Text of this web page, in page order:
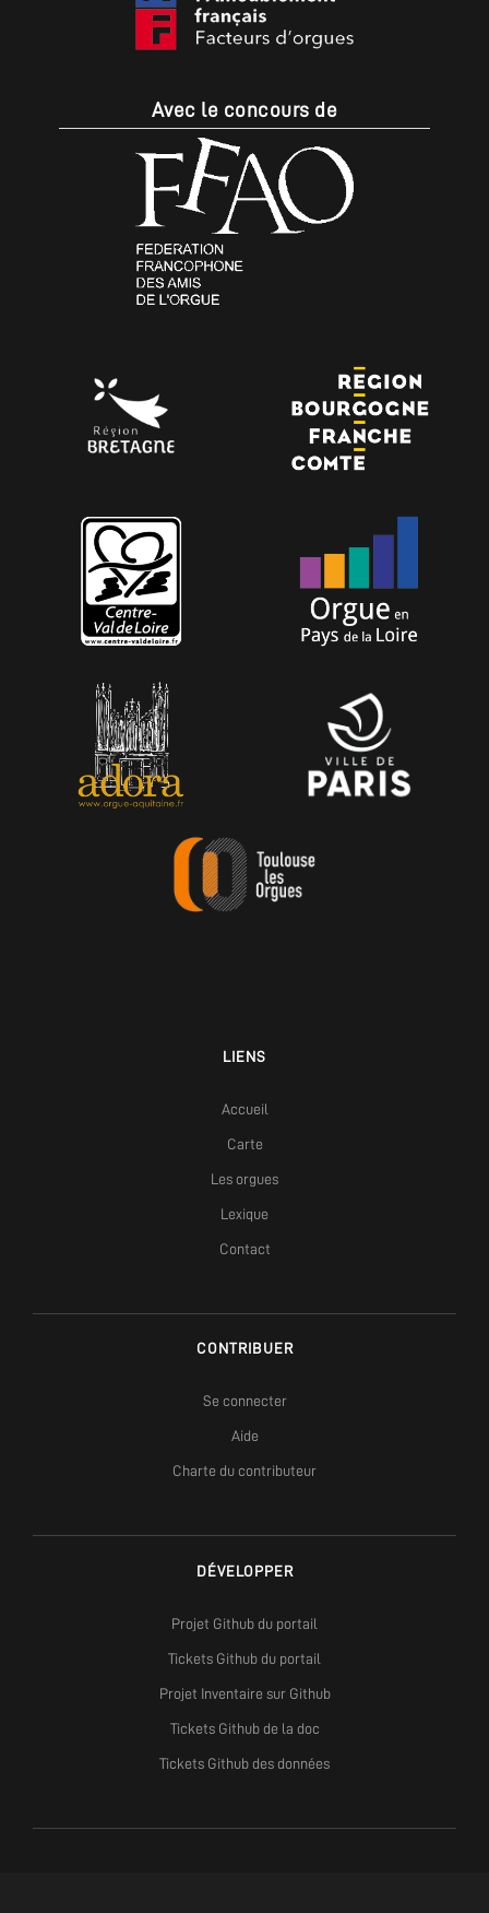
Avec le concours de
LIENS
Accueil
Carte
Les orgues
Lexique
Contact
CONTRIBUER
Se connecter
Aide
Charte du contributeur
DÉVELOPPER
Projet Github du portail
Tickets Github du portail
Projet Inventaire sur Github
Tickets Github de la doc
Tickets Github des données